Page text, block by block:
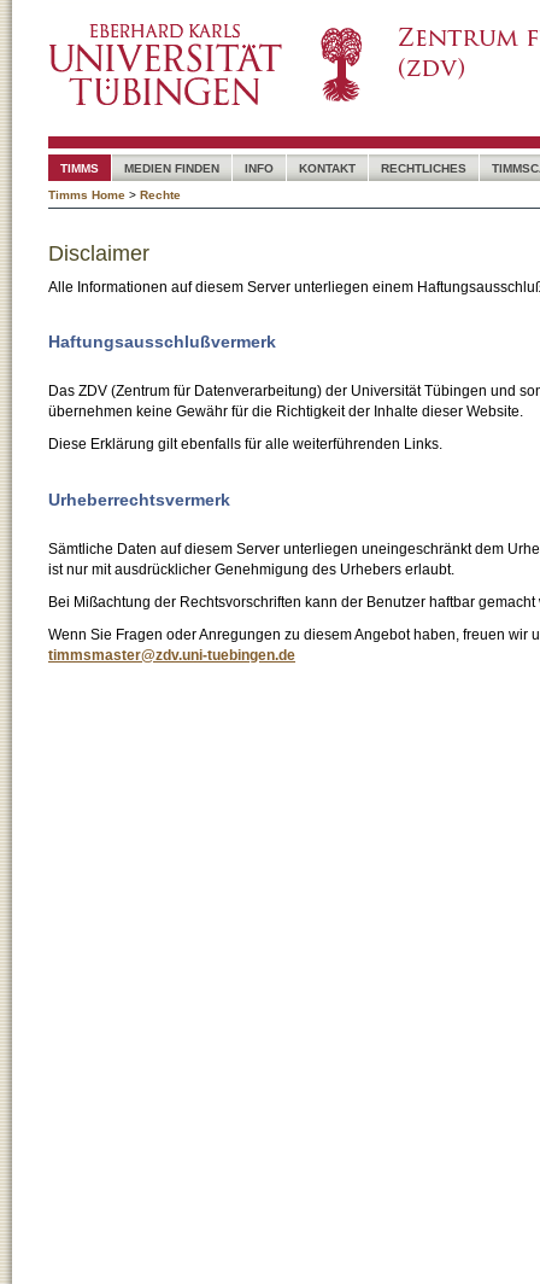
TIMMS MEDIEN FINDEN INFO KONTAKT RECHTLICHES
Timms Home > Rechte
Disclaimer
Alle Informationen auf diesem Server unterliegen einem
Haftungsausschlußvermerk
Das ZDV (Zentrum für Datenverarbeitung) der Universität Tübingen und
übernehmen keine Gewähr für die Richtigkeit der Inhalte dieser Website.
Diese Erklärung gilt ebenfalls für alle weiterführenden Links.
Urheberrechtsvermerk
Sämtliche Daten auf diesem Server unterliegen uneingeschränkt dem
ist nur mit ausdrücklicher Genehmigung des Urhebers erlaubt.
Bei Mißachtung der Rechtsvorschriften kann der Benutzer haftbar gemacht
Wenn Sie Fragen oder Anregungen zu diesem Angebot haben, freuen wir
timmsmaster@zdv.uni-tuebingen.de